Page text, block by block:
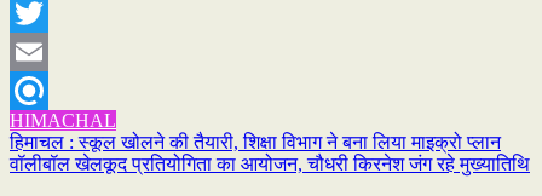
WhatsApp
Twitter
Email
Refind
HIMACHAL
Post
navigation
हिमाचल : स्कूल खोलने की तैयारी, शिक्षा विभाग ने बना लिया माइक्रो प्लान
वॉलीबॉल खेलकूद प्रतियोगिता का आयोजन, चौधरी किरनेश जंग रहे मुख्यातिथि